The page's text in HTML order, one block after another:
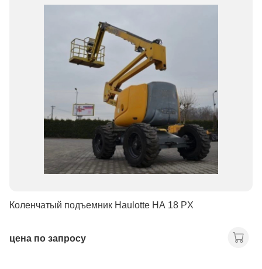
Коленчатый подъемник Haulotte HA 18 PX
цена по запросу